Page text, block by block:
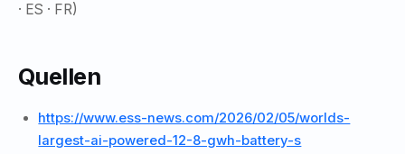
· ES · FR)
Quellen
https://www.ess-news.com/2026/02/05/worlds-
largest-ai-powered-12-8-gwh-battery-s